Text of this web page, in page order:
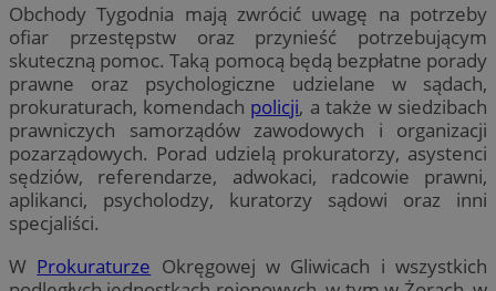
Obchody Tygodnia mają zwrócić uwagę na potrzeby
ofiar przestępstw oraz przynieść potrzebującym
skuteczną pomoc. Taką pomocą będą bezpłatne porady
prawne oraz psychologiczne udzielane w sądach,
prokuraturach, komendach policji, a także w siedzibach
prawniczych samorządów zawodowych i organizacji
pozarządowych. Porad udzielą prokuratorzy, asystenci
sędziów, referendarze, adwokaci, radcowie prawni,
aplikanci, psycholodzy, kuratorzy sądowi oraz inni
specjaliści.
W Prokuraturze Okręgowej w Gliwicach i wszystkich